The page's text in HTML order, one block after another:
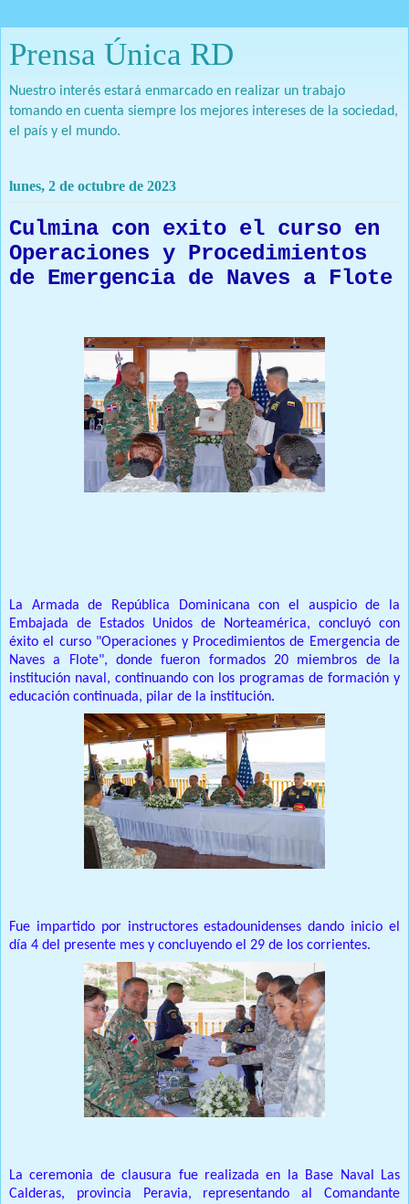
Prensa Única RD
Nuestro interés estará enmarcado en realizar un trabajo
tomando en cuenta siempre los mejores intereses de la sociedad,
el país y el mundo.
lunes, 2 de octubre de 2023
Culmina con exito el curso en
Operaciones y Procedimientos
de Emergencia de Naves a Flote
La Armada de República Dominicana con el auspicio de la
Embajada de Estados Unidos de Norteamérica, concluyó con
éxito el curso "Operaciones y Procedimientos de Emergencia de
Naves a Flote", donde fueron formados 20 miembros de la
institución naval, continuando con los programas de formación y
educación continuada, pilar de la institución.
Fue impartido por instructores estadounidenses dando inicio el
día 4 del presente mes y concluyendo el 29 de los corrientes.
La ceremonia de clausura fue realizada en la Base Naval Las
Calderas, provincia Peravia, representando al Comandante